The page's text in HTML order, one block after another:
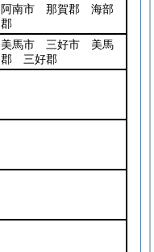
阿南市 那賀郡 海部
郡
美馬市 三好市 美馬
郡 三好郡